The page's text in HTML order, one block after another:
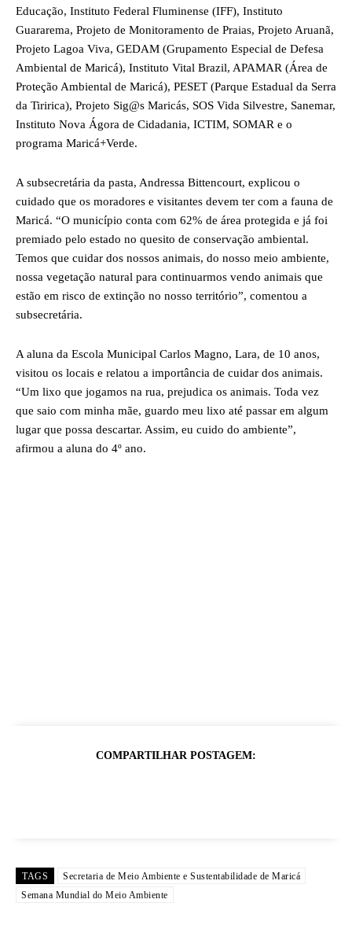
Educação, Instituto Federal Fluminense (IFF), Instituto
Guararema, Projeto de Monitoramento de Praias, Projeto Aruanã,
Projeto Lagoa Viva, GEDAM (Grupamento Especial de Defesa
Ambiental de Maricá), Instituto Vital Brazil, APAMAR (Área de
Proteção Ambiental de Maricá), PESET (Parque Estadual da Serra
da Tiririca), Projeto Sig@s Maricás, SOS Vida Silvestre, Sanemar,
Instituto Nova Ágora de Cidadania, ICTIM, SOMAR e o
programa Maricá+Verde.
A subsecretária da pasta, Andressa Bittencourt, explicou o
cuidado que os moradores e visitantes devem ter com a fauna de
Maricá. “O município conta com 62% de área protegida e já foi
premiado pelo estado no quesito de conservação ambiental.
Temos que cuidar dos nossos animais, do nosso meio ambiente,
nossa vegetação natural para continuarmos vendo animais que
estão em risco de extinção no nosso território”, comentou a
subsecretária.
A aluna da Escola Municipal Carlos Magno, Lara, de 10 anos,
visitou os locais e relatou a importância de cuidar dos animais.
“Um lixo que jogamos na rua, prejudica os animais. Toda vez
que saio com minha mãe, guardo meu lixo até passar em algum
lugar que possa descartar. Assim, eu cuido do ambiente”,
afirmou a aluna do 4º ano.
COMPARTILHAR POSTAGEM:
TAGS
Secretaria de Meio Ambiente e Sustentabilidade de Maricá
Semana Mundial do Meio Ambiente